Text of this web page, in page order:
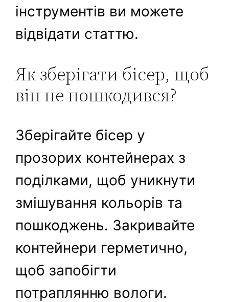
інструментів ви можете
відвідати статтю.
Як зберігати бісер, щоб
він не пошкодився?
Зберігайте бісер у
прозорих контейнерах з
поділками, щоб уникнути
змішування кольорів та
пошкоджень. Закривайте
контейнери герметично,
щоб запобігти
потраплянню вологи.